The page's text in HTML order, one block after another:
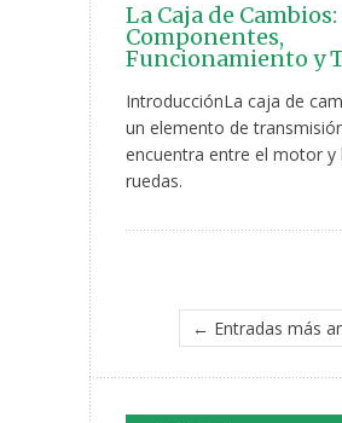
La Caja de Cambios:
Componentes,
Funcionamiento y
IntroducciónLa caja de
un elemento de
encuentra entre el motor y
ruedas.
← Entradas más